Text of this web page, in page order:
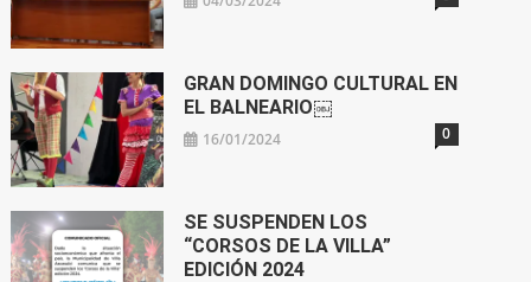
GRAN DOMINGO CULTURAL EN
EL BALNEARIO￼
16/01/2024 0
SE SUSPENDEN LOS
“CORSOS DE LA VILLA”
EDICIÓN 2024